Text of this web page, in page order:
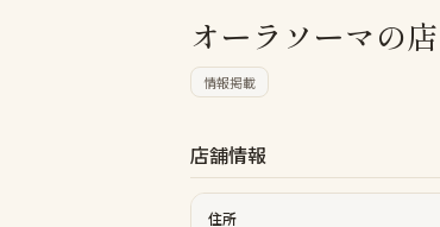
オーラソーマの
情報掲載
店舗情報
住所